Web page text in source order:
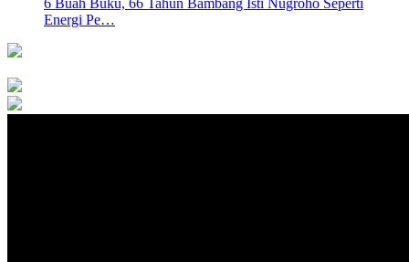
6 Buah Buku, 66 Tahun Bambang Isti Nugroho Seperti
Energi Pe…